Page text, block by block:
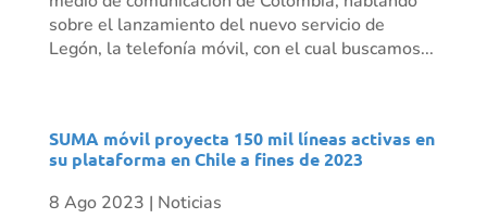
sobre el lanzamiento del nuevo servicio de
Legón, la telefonía móvil, con el cual buscamos...
SUMA móvil proyecta 150 mil líneas activas en
su plataforma en Chile a fines de 2023
8 Ago 2023 | Noticias